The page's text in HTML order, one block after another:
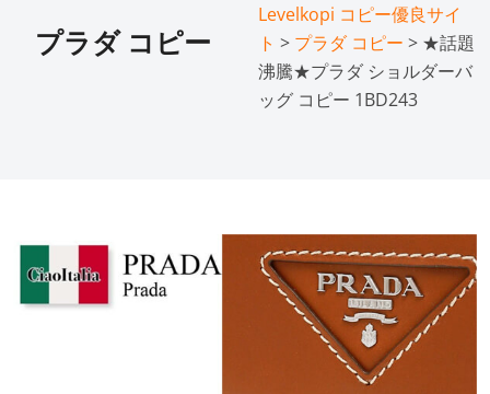
プラダ コピー
Levelkopi コピー優良サイ
ト > プラダ コピー > ★話題
沸騰★プラダ ショルダーバ
ッグ コピー 1BD243